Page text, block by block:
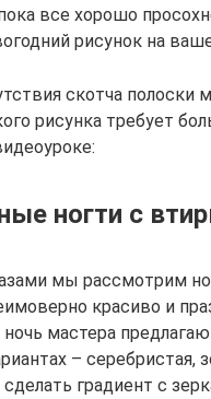
все хорошо
рисунок на
скотча
рисунка требует
ногти с
мы рассмотрим
красиво и
мастера
– серебристая,
градиент с